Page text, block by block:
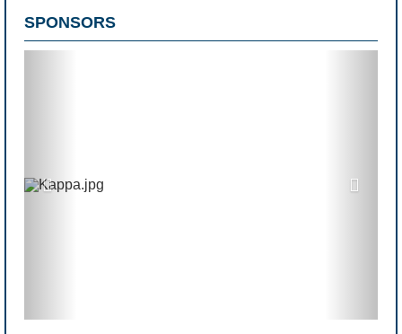
- 07h30 : Accueil des participants
- 08h00 : Briefing Sportif
SPONSORS